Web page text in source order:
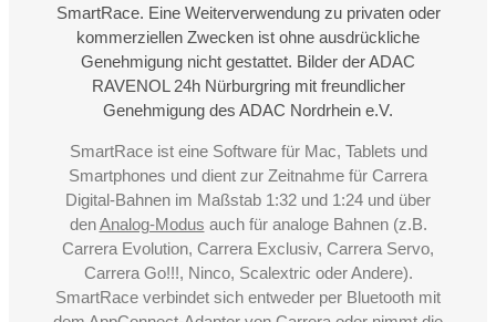
SmartRace. Eine Weiterverwendung zu privaten oder
kommerziellen Zwecken ist ohne ausdrückliche
Genehmigung nicht gestattet. Bilder der ADAC
RAVENOL 24h Nürburgring mit freundlicher
Genehmigung des ADAC Nordrhein e.V.
SmartRace ist eine Software für Mac, Tablets und
Smartphones und dient zur Zeitnahme für Carrera
Digital-Bahnen im Maßstab 1:32 und 1:24 und über
denAnalog-Modus auch für analoge Bahnen (z.B.
Carrera Evolution, Carrera Exclusiv, Carrera Servo,
Carrera Go!!!, Ninco, Scalextric oder Andere).
SmartRace verbindet sich entweder per Bluetooth mit